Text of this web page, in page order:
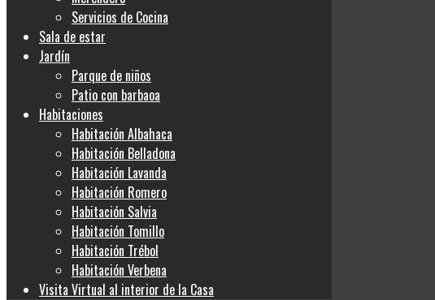
Servicios de Cocina
Sala de estar
Jardín
Parque de niños
Patio con barbaoa
Habitaciones
Habitación Albahaca
Habitación Belladona
Habitación Lavanda
Habitación Romero
Habitación Salvia
Habitación Tomillo
Habitación Trébol
Habitación Verbena
Visita Virtual al interior de la Casa